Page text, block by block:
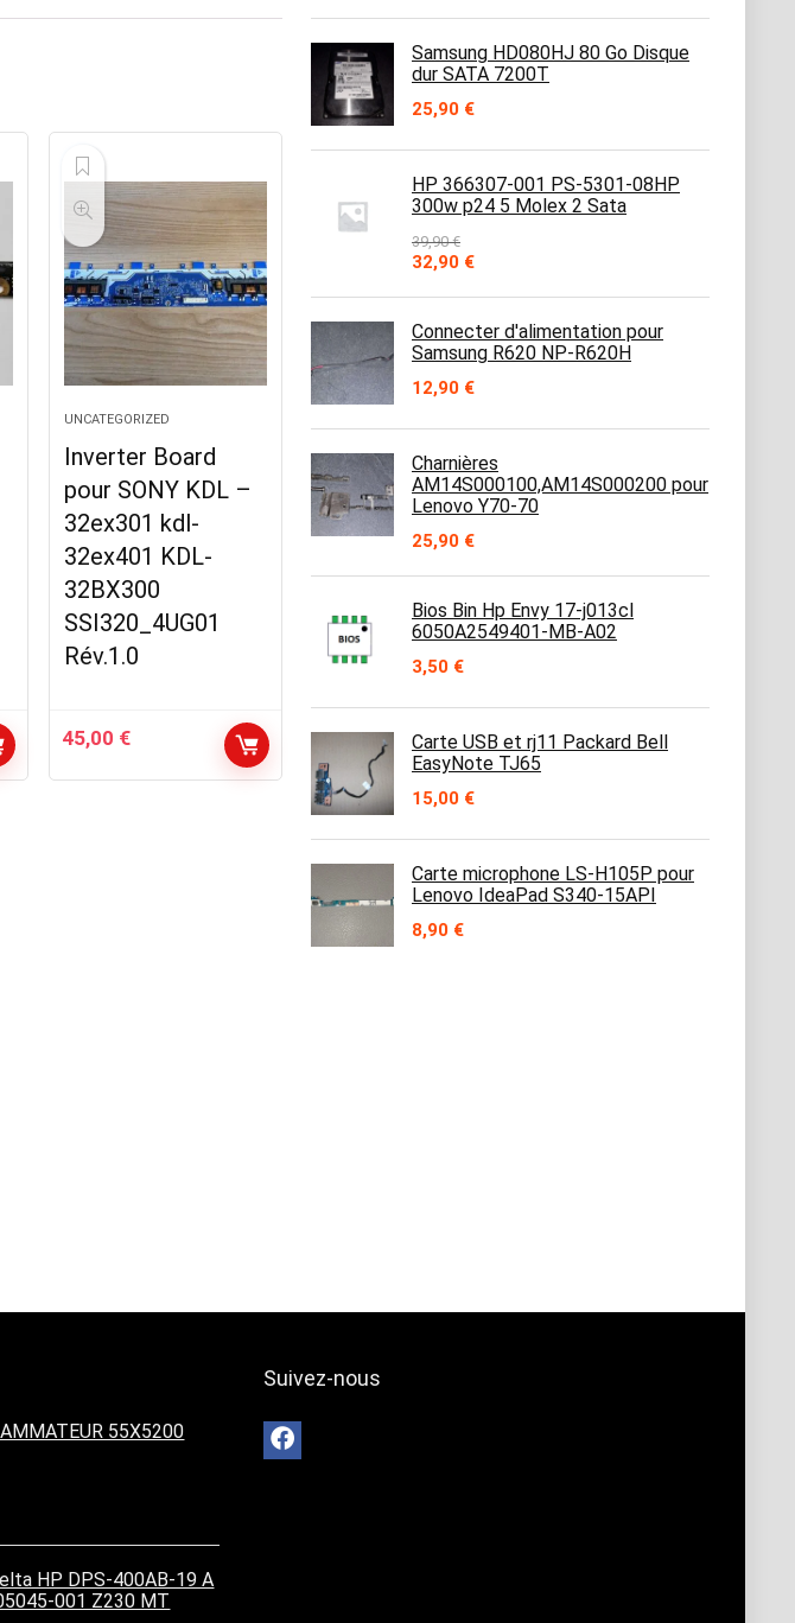
UNCATEGORIZED
Inverter Board
pour SONY KDL –
32ex301 kdl-
32ex401 KDL-
32BX300
SSI320_4UG01
Rév.1.0
45,00 €
Samsung HD080HJ 80 Go Disque
dur SATA 7200T
25,90 €
HP 366307-001 PS-5301-08HP
300w p24 5 Molex 2 Sata
39,90€
Le
initial
était :
39,90 €.
32,90 €Le
actuel
est :
32,90 €.
Connecter d'alimentation pour
Samsung R620 NP-R620H
12,90 €
Charnières
AM14S000100,AM14S000200 pour
Lenovo Y70-70
25,90 €
Bios Bin Hp Envy 17-j013cl
6050A2549401-MB-A02
3,50 €
Carte USB et rj11 Packard Bell
EasyNote TJ65
15,00 €
Carte microphone LS-H105P pour
Lenovo IdeaPad S340-15API
8,90 €
55X5200
HP DPS-400AB-19 A
001 Z230 MT
Suivez-nous